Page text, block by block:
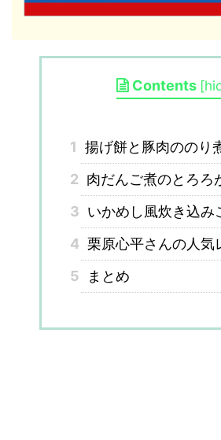
Contents [
1 揚げ餅と豚肉ののり
2 肉だんご煮のとろろ
3 いかめし風炊き込み
4 栗原心平さんの人気
5
まとめ